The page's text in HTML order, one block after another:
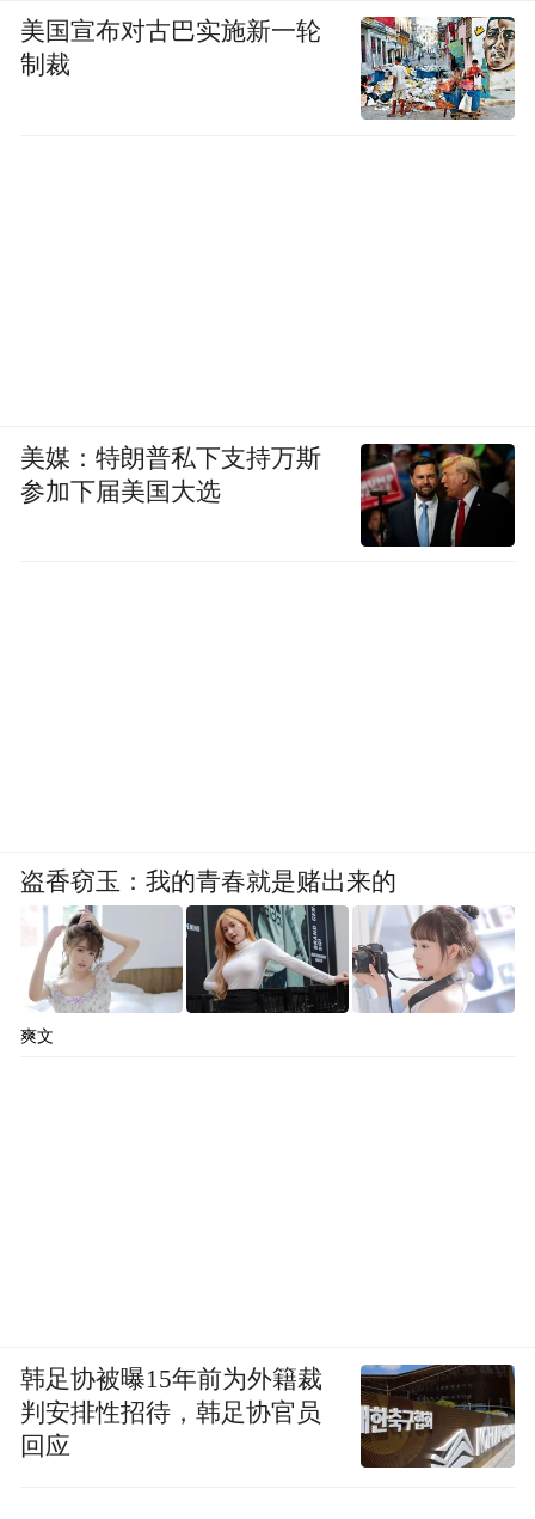
美国宣布对古巴实施新一轮
制裁
美媒：特朗普私下支持万斯
参加下届美国大选
盗香窃玉：我的青春就是赌出来的
爽文
韩足协被曝15年前为外籍裁
判安排性招待，韩足协官员
回应